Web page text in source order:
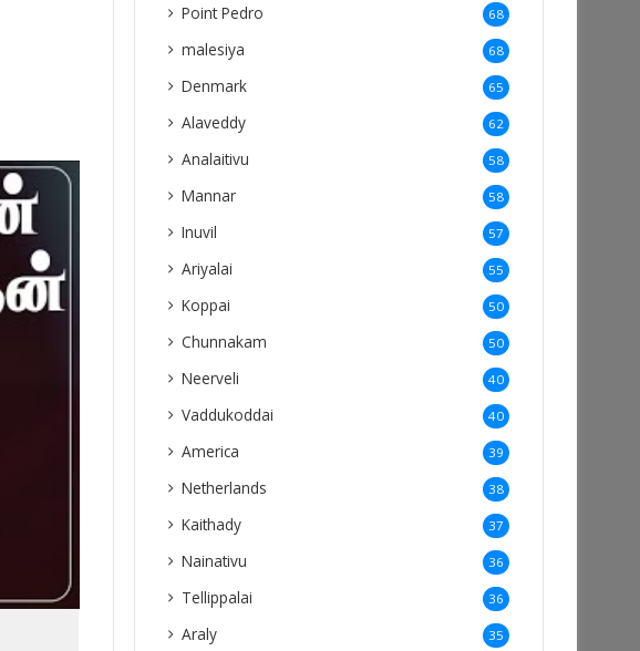
Point Pedro 68
malesiya 68
Denmark 65
Alaveddy 62
Analaitivu 58
Mannar 58
Inuvil 57
Ariyalai 55
Koppai 50
Chunnakam 50
Neerveli 40
Vaddukoddai 40
America 39
Netherlands 38
Kaithady 37
Nainativu 36
Tellippalai 36
Araly 35